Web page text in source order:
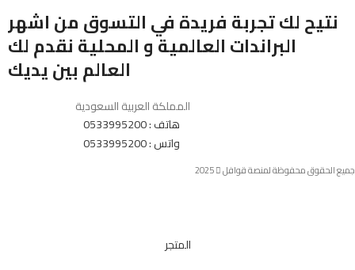
نتيح لك تجربة فريدة في التسوق من اشهر
البراندات العالمية و المحلية نقدم لك
العالم بين يديك
المملكة العربية السعودية
هاتف : 0533995200
واتس : 0533995200
جميع الحقوق محفوظة لمنصة قوافل
المتجر